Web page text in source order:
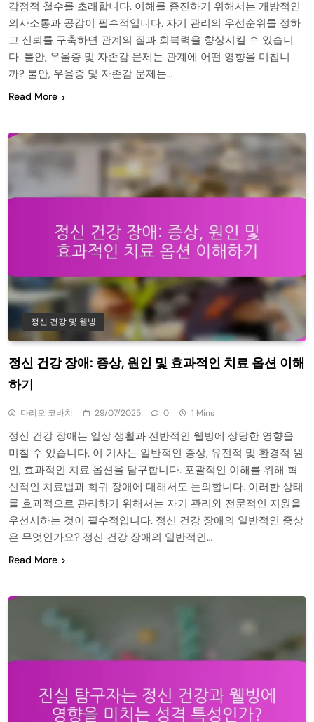
감정적 철수를 초래합니다. 이해를 증진하기 위해서는 개방적인
의사소통과 공감이 필수적입니다. 자기 관리의 우선순위를 정하
고 신뢰를 구축하면 관계의 질과 회복력을 향상시킬 수 있습니
다. 불안, 우울증 및 자존감 문제는 관계에 어떤 영향을 미칩니
까? 불안, 우울증 및 자존감 문제는…
Read More
정신 건강 및 웰빙
정신 건강 장애: 증상, 원인 및 효과적인 치료 옵션 이해
하기
다리오 코바치 29/07/2025 0 1 Mins
정신 건강 장애는 일상 생활과 전반적인 웰빙에 상당한 영향을
미칠 수 있습니다. 이 기사는 일반적인 증상, 유전적 및 환경적 원
인, 효과적인 치료 옵션을 탐구합니다. 포괄적인 이해를 위해 혁
신적인 치료법과 희귀 장애에 대해서도 논의합니다. 이러한 상태
를 효과적으로 관리하기 위해서는 자기 관리와 전문적인 지원을
우선시하는 것이 필수적입니다. 정신 건강 장애의 일반적인 증상
은 무엇인가요? 정신 건강 장애의 일반적인…
Read More